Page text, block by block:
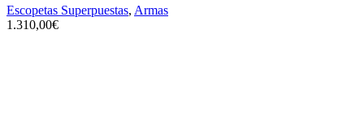
Escopetas Superpuestas, Armas
1.310,00€